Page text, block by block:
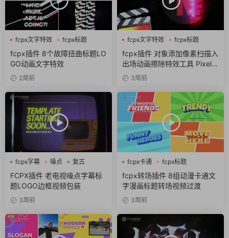
fcpx文字特效
fcpx标题
故障风
fcpx插件 8个故障扭曲标题LO
GO动画文字特效
2周前
fcpx文字特效
fcpx标题
像素
fcpx插件 对象添加像素扫描入
出场动画擦除特效工具 Pixel S
can3周前
fcpx字幕 噪点 复古
FCPX插件 老电视噪点字幕标
题LOGO边框视频包装
3周前
fcpx卡通
fcpx标题
fcpx转场
fcpx转场插件 8组动漫卡通文
字漫画标题转场视频过渡
3周前